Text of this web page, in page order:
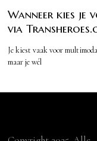
Wanneer kies
via
Je kiest vaak voor
maar je wél